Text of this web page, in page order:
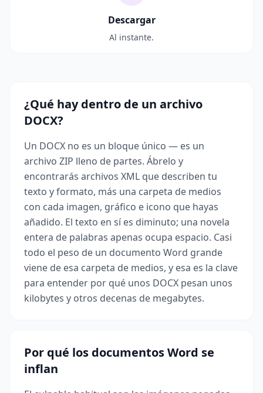
Descargar
Al instante.
¿Qué hay dentro de un archivo
DOCX?
Un DOCX no es un bloque único — es un
archivo ZIP lleno de partes. Ábrelo y
encontrarás archivos XML que describen tu
texto y formato, más una carpeta de medios
con cada imagen, gráfico e icono que hayas
añadido. El texto en sí es diminuto; una novela
entera de palabras apenas ocupa espacio. Casi
todo el peso de un documento Word grande
viene de esa carpeta de medios, y esa es la clave
para entender por qué unos DOCX pesan unos
kilobytes y otros decenas de megabytes.
Por qué los documentos Word se
inflan